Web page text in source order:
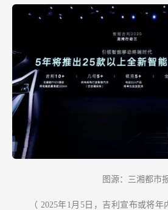
图源：三湘都市
（ 2025年1月5日，吉利宣布或将